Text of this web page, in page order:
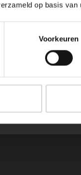
op basis
Voorkeuren